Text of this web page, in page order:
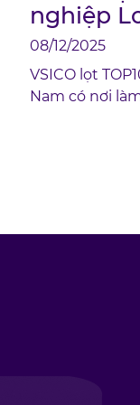
nghiệp
có nơi
08/12/2025
VSICO lọt
Nam có nơi